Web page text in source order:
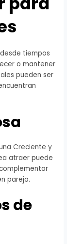
tiempos
o mantener
pueden ser
Creciente y
atraer puede
pareja.
de